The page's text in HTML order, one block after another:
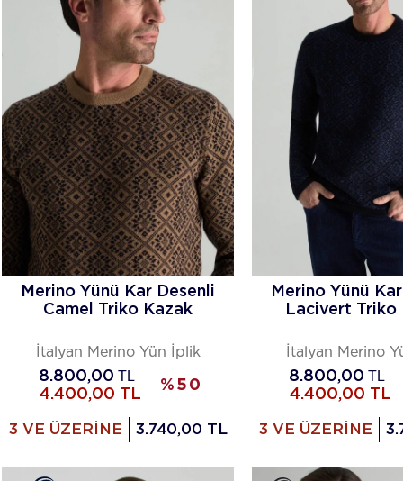
Merino Yünü Kar Desenli
Camel Triko Kazak
İtalyan Merino Yün İplik
8.800,00TL
4.400,00 TL
% 50
3 VE ÜZERİNE 3.740,00 TL
Merino Yünü
Lacivert Triko
İtalyan Merino
8.800,00TL
4.400,00 TL
3 VE ÜZERİNE